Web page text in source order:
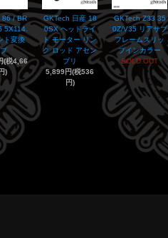
86 / BR
5X114.
ト変換
(税4,66
)
GKTech 日産 18
0SX ヘッドライ
ト モーター リン
ク ロッド アセン
ブリ
5,899円(税536
円)
GKTech Z33 35
0Z/V35 リアサブ
フレームスリッ
プインカラー
SOLD OUT